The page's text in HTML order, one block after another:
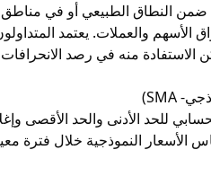
النطاق الطبيعي أو في مناطق
للحد الأدنى والحد الأقصى
الأسعار النموذجية خلال فترة